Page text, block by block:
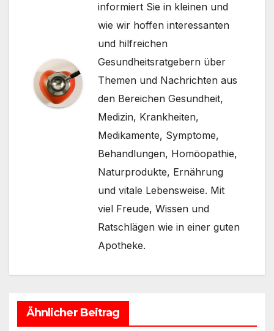
informiert Sie in kleinen und
wie wir hoffen interessanten
und hilfreichen
Gesundheitsratgebern über
Themen und Nachrichten aus
den Bereichen Gesundheit,
Medizin, Krankheiten,
Medikamente, Symptome,
Behandlungen, Homöopathie,
Naturprodukte, Ernährung
und vitale Lebensweise. Mit
viel Freude, Wissen und
Ratschlägen wie in einer guten
Apotheke.
Ähnlicher Beitrag